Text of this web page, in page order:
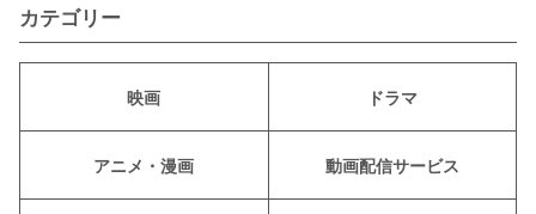
カテゴリー
映画 ドラマ
アニメ・漫画 動画配信サービス